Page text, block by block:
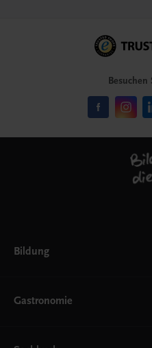
Besuchen
Bildung
AHS
EWF/ZWF
Gastronomie